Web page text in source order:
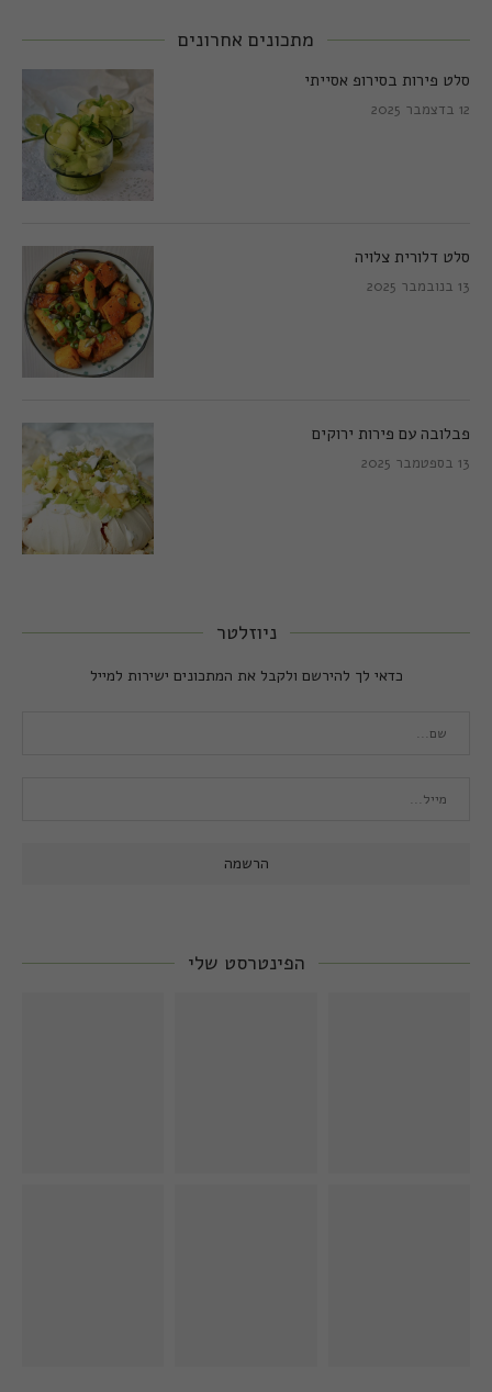
מתכונים אחרונים
סלט פירות בסירופ אסייתי
12 בדצמבר 2025
סלט דלורית צלויה
13 בנובמבר 2025
פבלובה עם פירות ירוקים
13 בספטמבר 2025
ניוזלטר
כדאי לך להירשם ולקבל את המתכונים ישירות למייל
הפינטרסט שלי